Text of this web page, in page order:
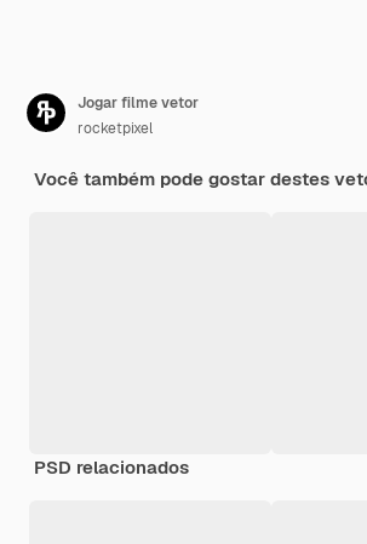
Jogar filme vetor
rocketpixel
Você também pode gostar destes
PSD relacionados